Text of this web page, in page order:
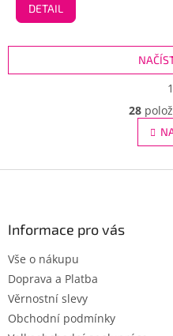
DETAIL
1
28
Informace pro vás
Vše o nákupu
Doprava a Platba
Věrnostní slevy
Obchodní podmínky